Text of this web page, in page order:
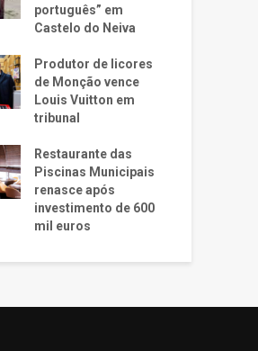
português” em
Castelo do Neiva
Produtor de licores
de Monção vence
Louis Vuitton em
tribunal
Restaurante das
Piscinas Municipais
renasce após
investimento de 600
mil euros